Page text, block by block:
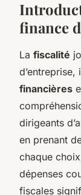
finance
La fiscalité
financières
dirigeants
en prenant
chaque
dépenses
fiscales